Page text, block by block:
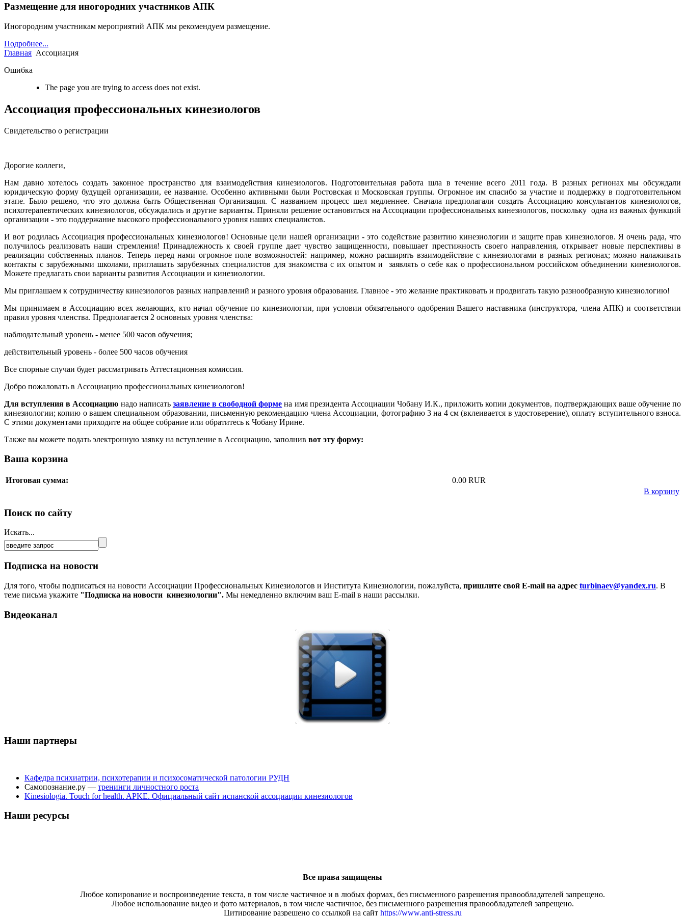
Размещение для иногородних участников АПК
Иногородним участникам мероприятий АПК мы рекомендуем размещение.
Подробнее...
Главная Ассоциация
Ошибка
The page you are trying to access does not exist.
Ассоциация профессиональных кинезиологов
Свидетельство о регистрации
Дорогие коллеги,
Нам давно хотелось создать законное пространство для взаимодействия кинезиологов. Подготовительная работа шла в течение всего 2011 года. В разных регионах мы обсуждали
юридическую форму будущей организации, ее название. Особенно активными были Ростовская и Московская группы. Огромное им спасибо за участие и поддержку в подготовительном
этапе. Было решено, что это должна быть Общественная Организация. С названием процесс шел медленнее. Сначала предполагали создать Ассоциацию консультантов кинезиологов,
психотерапевтических кинезиологов, обсуждались и другие варианты. Приняли решение остановиться на Ассоциации профессиональных кинезиологов, поскольку одна из важных функций
организации - это поддержание высокого профессионального уровня наших специалистов.
И вот родилась Ассоциация профессиональных кинезиологов! Основные цели нашей организации - это содействие развитию кинезиологии и защите прав кинезиологов. Я очень рада, что
получилось реализовать наши стремления! Принадлежность к своей группе дает чувство защищенности, повышает престижность своего направления, открывает новые перспективы в
реализации собственных планов. Теперь перед нами огромное поле возможностей: например, можно расширять взаимодействие с кинезиологами в разных регионах; можно налаживать
контакты с зарубежными школами, приглашать зарубежных специалистов для знакомства с их опытом и заявлять о себе как о профессиональном российском объединении кинезиологов.
Можете предлагать свои варианты развития Ассоциации и кинезиологии.
Мы приглашаем к сотрудничеству кинезиологов разных направлений и разного уровня образования. Главное - это желание практиковать и продвигать такую разнообразную кинезиологию!
Мы принимаем в Ассоциацию всех желающих, кто начал обучение по кинезиологии, при условии обязательного одобрения Вашего наставника (инструктора, члена АПК) и соответствии
правил уровня членства. Предполагается 2 основных уровня членства:
наблюдательный уровень - менее 500 часов обучения;
действительный уровень - более 500 часов обучения
Все спорные случаи будет рассматривать Аттестационная комиссия.
Добро пожаловать в Ассоциацию профессиональных кинезиологов!
Для вступления в Ассоциацию надо написать заявление в свободной форме на имя президента Ассоциации Чобану И.К., приложить копии документов, подтверждающих ваше обучение по
кинезиологии; копию о вашем специальном образовании, письменную рекомендацию члена Ассоциации, фотографию 3 на 4 см (вклеивается в удостоверение), оплату вступительного взноса.
С этими документами приходите на общее собрание или обратитесь к Чобану Ирине.
Также вы можете подать электронную заявку на вступление в Ассоциацию, заполнив вот эту форму:
Ваша корзина
Итоговая сумма:
0.00 RUR
В корзину
Поиск по сайту
Искать...
Подписка на новости
Для того, чтобы подписаться на новости Ассоциации Профессиональных Кинезиологов и Института Кинезиологии, пожалуйста, пришлите свой E-mail на адрес turbinaev@yandex.ru. В
теме письма укажите "Подписка на новости кинезиологии". Мы немедленно включим ваш E-mail в наши рассылки.
Видеоканал
Наши партнеры
Кафедра психиатрии, психотерапии и психосоматической патологии РУДН
Самопознание.ру — тренинги личностного роста
Kinesiologia. Touch for health. APKE. Официальный сайт испанской ассоциации кинезиологов
Наши ресурсы
Все права защищены
Любое копирование и воспроизведение текста, в том числе частичное и в любых формах, без письменного разрешения правообладателей запрещено.
Любое использование видео и фото материалов, в том числе частичное, без письменного разрешения правообладателей запрещено.
Цитирование разрешено со ссылкой на сайт https://www.anti-stress.ru